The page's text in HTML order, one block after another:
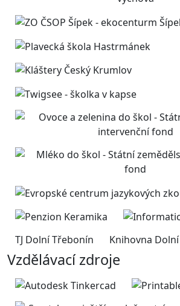
TJ Dolní Třebonín Knihovna
Vzdělávací zdroje